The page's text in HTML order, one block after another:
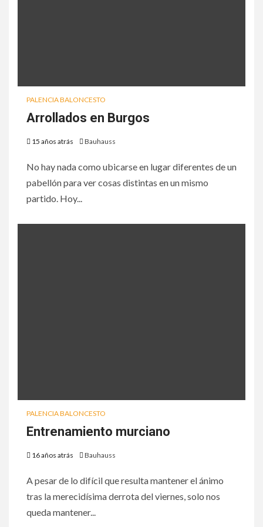
PALENCIA BALONCESTO
Arrollados en Burgos
15 años atrás Bauhauss
No hay nada como ubicarse en lugar diferentes de un
pabellón para ver cosas distintas en un mismo
partido. Hoy...
PALENCIA BALONCESTO
Entrenamiento murciano
16 años atrás Bauhauss
A pesar de lo difícil que resulta mantener el ánimo
tras la merecidísima derrota del viernes, solo nos
queda mantener...